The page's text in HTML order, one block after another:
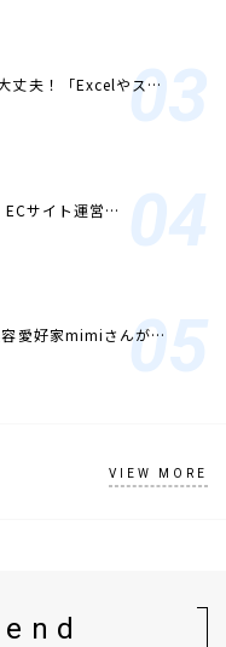
丈夫！「Excelやス…
ECサイト運営…
容愛好家mimiさんが…
VIEW MORE